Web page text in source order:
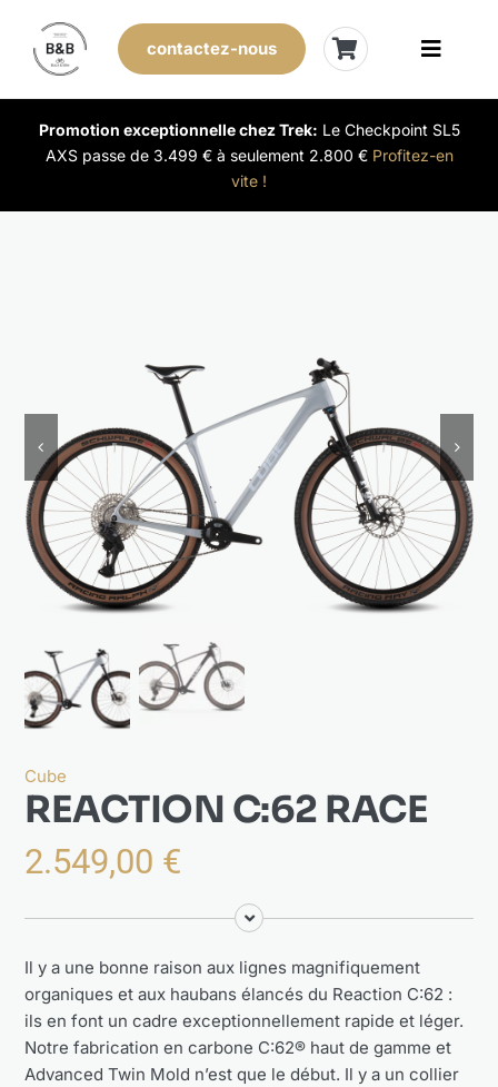
content
Toggle
Vélos de stock
Évènements
Actualités
À propos
contactez-nous
Promotion exceptionnelle chez Trek: Le Checkpoint SL5
AXS passe de 3.499 € à seulement 2.800 € Profitez-en
vite !
Cube
REACTION C:62 RACE
2.549,00 €
Il y a une bonne raison aux lignes magnifiquement
organiques et aux haubans élancés du Reaction C:62 :
ils en font un cadre exceptionnellement rapide et léger.
Notre fabrication en carbone C:62® haut de gamme et
Advanced Twin Mold n’est que le début. Il y a un collier